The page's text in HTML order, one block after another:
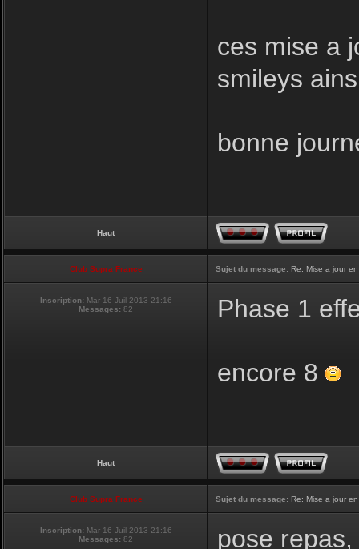
ces mise a
smileys
bonne
Haut
Club Supra France Sujet du message: Re: Mise a jour
Inscription: Mar 16 Juil 2013 21:16
Messages: 82 Phase 1
encore 8
Haut
Club Supra France Sujet du message: Re: Mise a jour
Inscription: Mar 16 Juil 2013 21:16
Messages: 82
pose